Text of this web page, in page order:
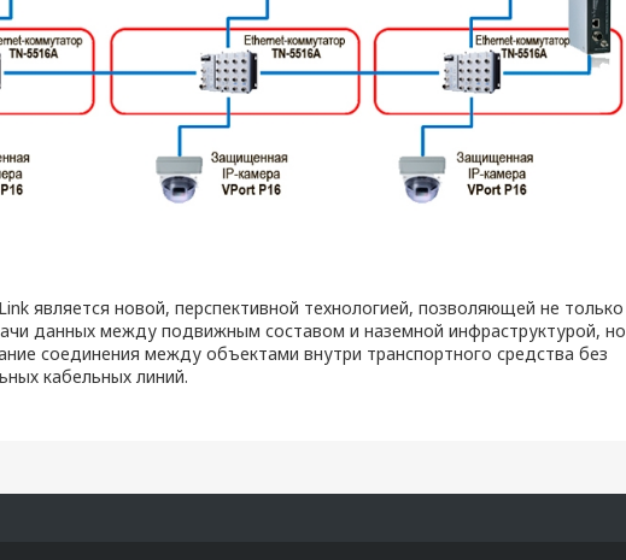
является новой, перспективной технологией, позволяющей не только
данных между подвижным составом и наземной инфраструктурой, но
соединения между объектами внутри транспортного средства без
кабельных линий.